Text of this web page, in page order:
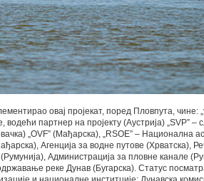
овај пројекат, поред Пловпута, чине:
водећи партнер на пројекту (Аустрија) „SVP” –
„OVF” (Мађарска), „RSOE” – Национална
Агенција за водне путове (Хрватска),
Администрација за пловне канале
реке Дунав (Бугарска). Статус